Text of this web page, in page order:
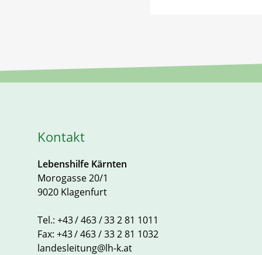
Kontakt
Lebenshilfe Kärnten
Morogasse 20/1
9020 Klagenfurt
Tel.: +43 / 463 / 33 2 81 1011
Fax: +43 / 463 / 33 2 81 1032
landesleitung@lh-k.at